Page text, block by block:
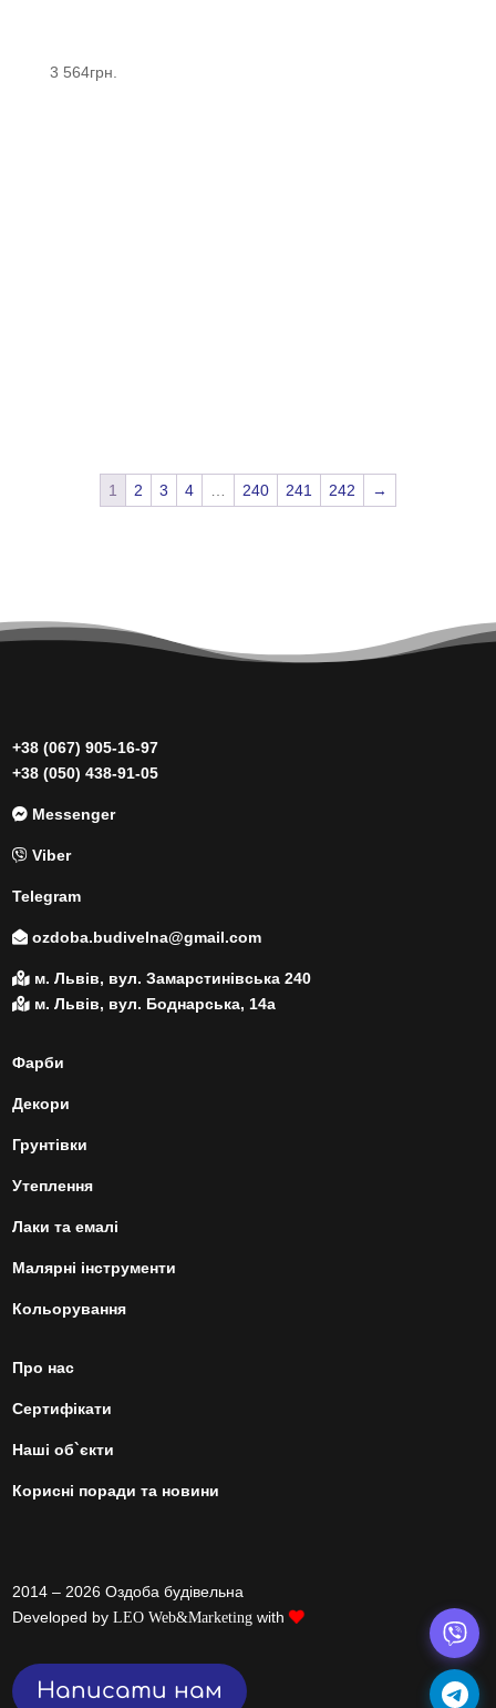
3 564грн.
1 2 3 4 240 241 242 →
+38 (067) 905-16-97
+38 (050) 438-91-05
Messenger
Viber
Telegram
ozdoba.budivelna@gmail.com
м. Львів, вул. Замарстинівська 240
м. Львів, вул. Боднарська, 14а
Фарби
Декори
Грунтівки
Утеплення
Лаки та емалі
Малярні інструменти
Кольорування
Про нас
Сертифікати
Наші об`єкти
Корисні поради та новини
2014 – 2026 Оздоба будівельна
Developed byLEO Web&Marketing with
Написати нам